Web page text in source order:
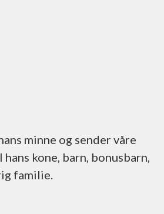
minne og sender våre
kone, barn, bonusbarn,
og øvrig familie.